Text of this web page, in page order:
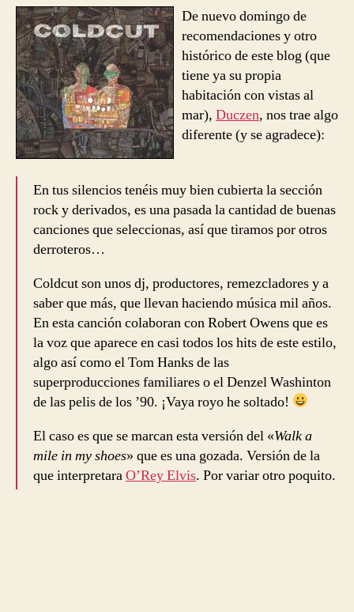
Robert
–
Walk
A
Mile
In
My
De nuevo domingo de
recomendaciones y otro
histórico de este blog (que
tiene ya su propia
habitación con vistas al
mar), Duczen, nos trae algo
diferente (y se agradece):
En tus silencios tenéis muy bien cubierta la sección
rock y derivados, es una pasada la cantidad de buenas
canciones que seleccionas, así que tiramos por otros
derroteros…
Coldcut son unos dj, productores, remezcladores y a
saber que más, que llevan haciendo música mil años.
En esta canción colaboran con Robert Owens que es
la voz que aparece en casi todos los hits de este estilo,
algo así como el Tom Hanks de las
superproducciones familiares o el Denzel Washinton
de las pelis de los ’90. ¡Vaya royo he soltado!
El caso es que se marcan esta versión del «Walk a
mile in my shoes» que es una gozada. Versión de la
que interpretaraO’Rey Elvis. Por variar otro poquito.